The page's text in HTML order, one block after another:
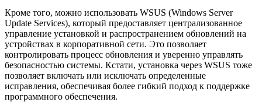
Кроме того, можно использовать WSUS (Windows Server
Update Services), который предоставляет централизованное
управление установкой и распространением обновлений на
устройствах в корпоративной сети. Это позволяет
контролировать процесс обновления и уверенно управлять
безопасностью системы. Кстати, установка через WSUS тоже
позволяет включать или исключать определенные
исправления, обеспечивая более гибкий подход к поддержке
программного обеспечения.